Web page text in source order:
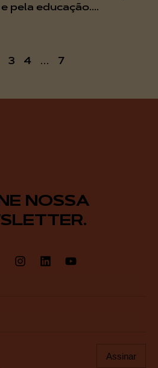
pela educação....
3 4 … 7
NOSSA
Assinar